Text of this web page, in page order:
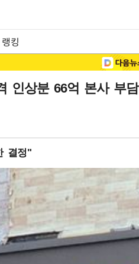
랭킹
인상분 66억 본사 부담
결정"